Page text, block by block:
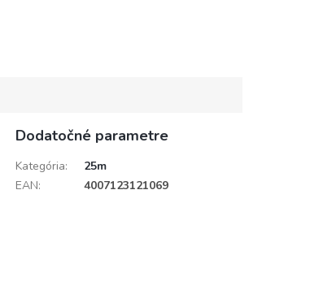
Dodatočné parametre
Kategória:
25m
EAN: 4007123121069